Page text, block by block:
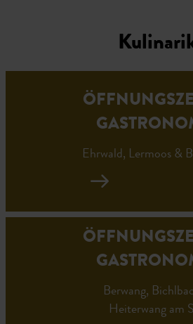
Ehrwald, Lermoos &
Berwang,
Heiterwang am